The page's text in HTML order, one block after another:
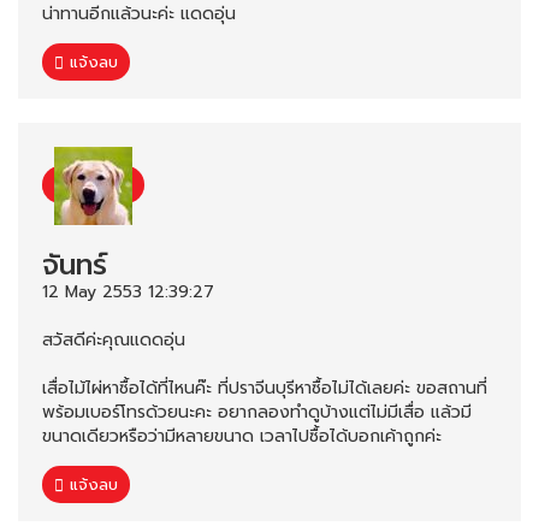
น่าทานอีกแล้วนะค่ะ แดดอุ่น
แจ้งลบ
จันทร์
12 May 2553 12:39:27
สวัสดีค่ะคุณแดดอุ่น
เสื่อไม้ไผ่หาซื้อได้ที่ไหนค๊ะ ที่ปราจีนบุรีหาซื้อไม่ได้เลยค่ะ ขอสถานที่
พร้อมเบอร์โทรด้วยนะคะ อยากลองทำดูบ้างแต่ไม่มีเสื่อ แล้วมี
ขนาดเดียวหรือว่ามีหลายขนาด เวลาไปซื้อได้บอกเค้าถูกค่ะ
แจ้งลบ